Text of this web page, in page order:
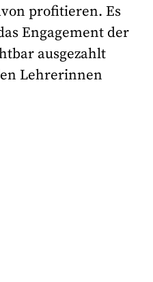
profitieren. Es
Engagement der
ausgezahlt
Lehrerinnen